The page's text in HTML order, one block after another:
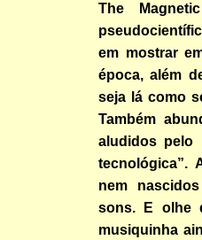
The
em mostrar
época, além
seja lá como
Também
aludidos pelo
tecnológica”.
nem nascidos
sons. E olhe
musiquinha